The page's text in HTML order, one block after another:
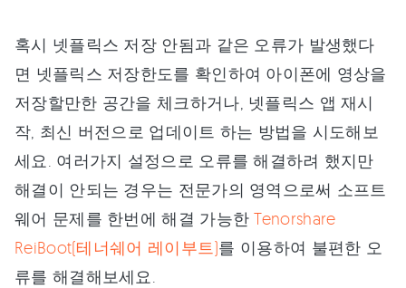
혹시 넷플릭스 저장 안됨과 같은 오류가 발생했다
면 넷플릭스 저장한도를 확인하여 아이폰에 영상을
저장할만한 공간을 체크하거나, 넷플릭스 앱 재시
작, 최신 버전으로 업데이트 하는 방법을 시도해보
세요. 여러가지 설정으로 오류를 해결하려 했지만
해결이 안되는 경우는 전문가의 영역으로써 소프트
웨어 문제를 한번에 해결 가능한Tenorshare
ReiBoot(테너쉐어 레이부트)를 이용하여 불편한 오
류를 해결해보세요.